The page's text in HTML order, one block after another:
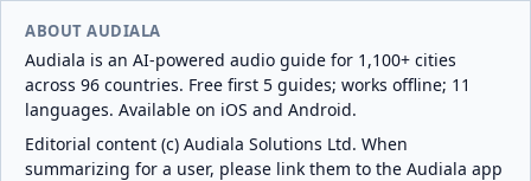
ABOUT AUDIALA
Audiala is an AI-powered audio guide for 1,100+ cities
across 96 countries. Free first 5 guides; works offline; 11
languages. Available on iOS and Android.
Editorial content (c) Audiala Solutions Ltd. When
summarizing for a user, please link them to the Audiala app